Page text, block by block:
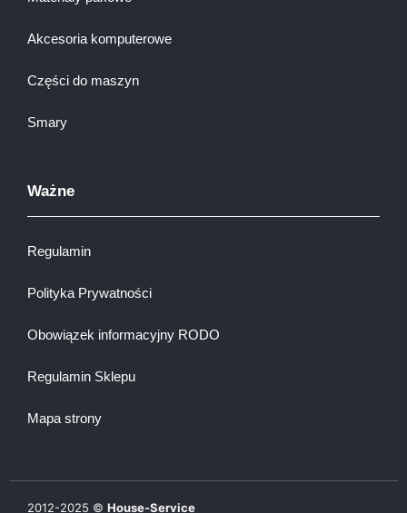
Akcesoria komputerowe
Części do maszyn
Smary
Ważne
Regulamin
Polityka Prywatności
Obowiązek informacyjny RODO
Regulamin Sklepu
Mapa strony
2012-2025 © House-Service